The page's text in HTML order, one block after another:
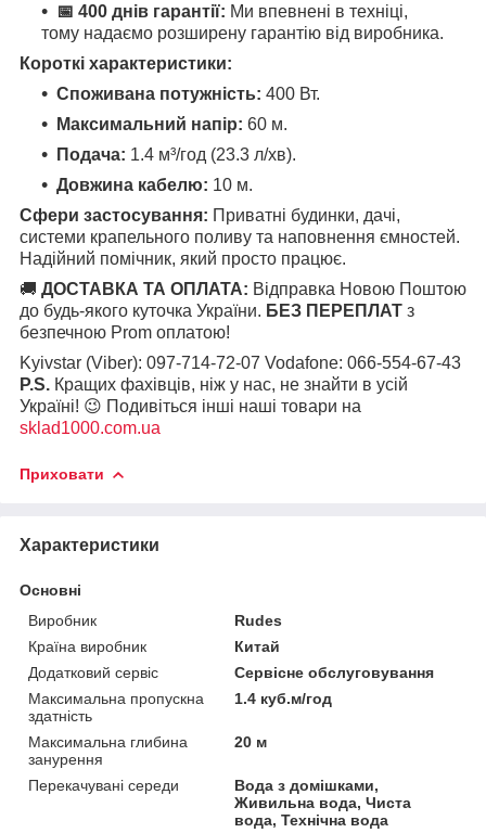
📅 400 днів гарантії: Ми впевнені в техніці,
тому надаємо розширену гарантію від виробника.
Короткі характеристики:
Споживана потужність: 400 Вт.
Максимальний напір: 60 м.
Подача: 1.4 м³/год (23.3 л/хв).
Довжина кабелю: 10 м.
Сфери застосування: Приватні будинки, дачі,
системи крапельного поливу та наповнення ємностей.
Надійний помічник, який просто працює.
🚚 ДОСТАВКА ТА ОПЛАТА: Відправка Новою Поштою
до будь-якого куточка України. БЕЗ ПЕРЕПЛАТ з
безпечною Prom оплатою!
Kyivstar (Viber): 097-714-72-07 Vodafone: 066-554-67-43
P.S. Кращих фахівців, ніж у нас, не знайти в усій
Україні! 😉 Подивіться інші наші товари на
sklad1000.com.ua
Приховати
Характеристики
Основні
Виробник
Rudes
Країна виробник
Китай
Додатковий сервіс
Сервісне обслуговування
Максимальна пропускна
здатність
1.4 куб.м/год
Максимальна глибина
занурення
20 м
Перекачувані середи
Вода з домішками,
Живильна вода, Чиста
вода, Технічна вода